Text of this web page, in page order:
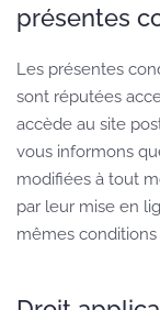
présentes
Les présentes
sont réputées
accède au site
vous informons
modifiées à tout
par leur mise en
mêmes